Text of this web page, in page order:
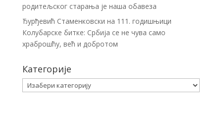
родитељског старања је наша обавеза
Ђурђевић Стаменковски на 111. годишњици
Колубарске битке: Србија се не чува само
храброшћу, већ и добротом
Категорије
Категорије